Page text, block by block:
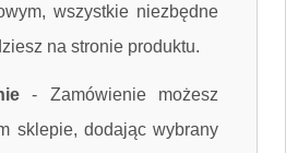
wszystkie niezbędne
na stronie produktu.
- Zamówienie możesz
sklepie, dodając wybrany